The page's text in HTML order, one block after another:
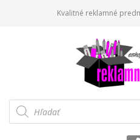
Kvalitné reklamné
Products
search